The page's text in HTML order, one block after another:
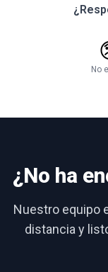
No
¿No ha
Nuestro equipo
distancia y